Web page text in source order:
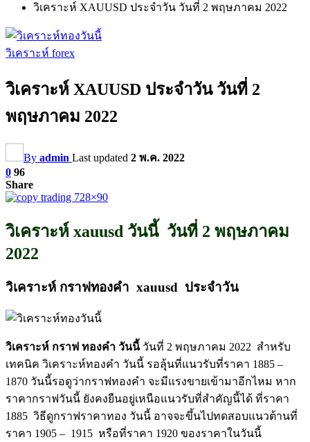
วิเคราะห์ XAUUSD ประจำวัน วันที่ 2 พฤษภาคม 2022
วิเคราะห์ forex
วิเคราะห์ XAUUSD ประจำวัน วันที่ 2
พฤษภาคม 2022
By admin Last updated 2 พ.ค. 2022
0 96
Share
วิเคราะห์ xauusd วันนี้ วันที่ 2 พฤษภาคม
2022
วิเคราะห์ กราฟทองคำ xauusd ประจำวัน
วิเคราะห์ กราฟ ทองคำ วันนี้วันที่ 2 พฤษภาคม 2022 สำหรับ
เทคนิค วิเคราะห์ทองคำ วันนี้ รอลุุ้นที่แนวรับที่ราคา 1885 –
1870 วันนี้รอดูว่ากราฟทองคำ จะมีแรงขายเข้ามาอีกไหม หาก
ราคากราฟวันนี้ ยังคงยืนอยู่เหนือแนวรับที่สำคัญนี้ได้ ที่ราคา
1885 วิธีดูกราฟราคาทอง วันนี้ อาจจะขึ้นไปทดสอบแนวต้านที่
ราคา 1905 – 1915 หรือที่ราคา 1920 ของราคาในวันนี้